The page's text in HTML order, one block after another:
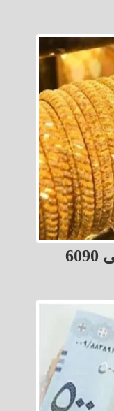
ارتفاع سعر الذهب عيار 21 إلى 6090